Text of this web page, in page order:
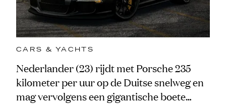
CARS & YACHTS
Nederlander (23) rijdt met Porsche 235
kilometer per uur op de Duitse snelweg en
mag vervolgens een gigantische boete